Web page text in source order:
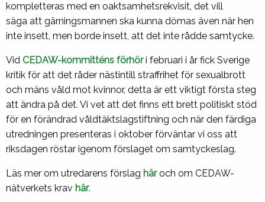
kompletteras med en oaktsamhetsrekvisit, det vill
säga att gärningsmannen ska kunna dömas även när hen
inte insett, men borde insett, att det inte rådde samtycke.
Vid CEDAW-kommitténs förhöri februari i år fick Sverige
kritik för att det råder nästintill straffrihet för sexualbrott
och mäns våld mot kvinnor, detta är ett viktigt första steg
att ändra på det. Vi vet att det finns ett brett politiskt stöd
för en förändrad våldtäktslagstiftning och när den färdiga
utredningen presenteras i oktober förväntar vi oss att
riksdagen röstar igenom förslaget om samtyckeslag.
Läs mer om utredarens förslag häroch om CEDAW-
nätverkets krav här.